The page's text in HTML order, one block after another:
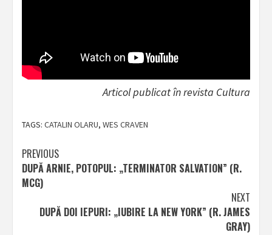
Articol publicat în revista Cultura
TAGS: CATALIN OLARU, WES CRAVEN
Post
navigation
PREVIOUS
DUPĂ ARNIE, POTOPUL: „TERMINATOR SALVATION” (R.
MCG)
NEXT
DUPĂ DOI IEPURI: „IUBIRE LA NEW YORK” (R. JAMES
GRAY)